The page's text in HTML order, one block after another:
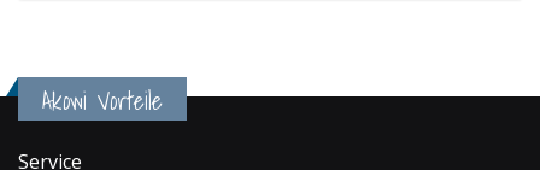
Akowi Vorteile
Service